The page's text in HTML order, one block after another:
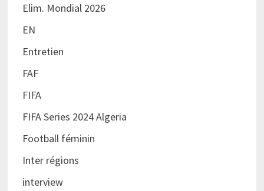
Elim. Mondial 2026
EN
Entretien
FAF
FIFA
FIFA Series 2024 Algeria
Football féminin
Inter régions
interview